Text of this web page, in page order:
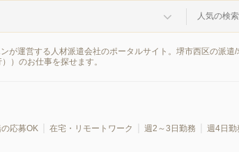
人気の検
が運営する人材派遣会社のポータルサイト。堺市西区の派遣
）のお仕事を探せます。
応募OK 在宅・リモートワーク 週2～3日勤務 週4日勤